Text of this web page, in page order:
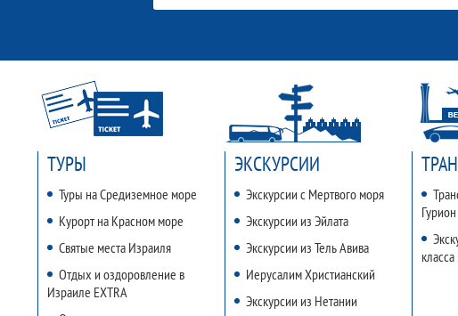
ТУРЫ
Туры на Средиземное море
Курорт на Красном море
Святые места Израиля
Отдых и оздоровление в
Израиле EXTRA
ЭКСКУРСИИ
Экскурсии с Мертвого моря
Экскурсии из Эйлата
Экскурсии из Тель Авива
Иерусалим Христианский
Экскурсии из Нетании
Гурион